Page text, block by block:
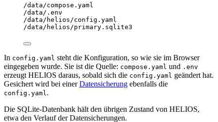
/data/compose.yaml
/data/.env
/data/helios/config.yaml
/data/helios/primary.sqlite3
In config.yaml steht die Konfiguration, so wie sie im Browser
eingegeben wurde. Sie ist die Quelle: compose.yaml und .env
erzeugt HELIOS daraus, sobald sich die config.yaml geändert hat.
Gesichert wird bei einerDatensicherung ebenfalls die
config.yaml .
Die SQLite-Datenbank hält den übrigen Zustand von HELIOS,
etwa den Verlauf der Datensicherungen.